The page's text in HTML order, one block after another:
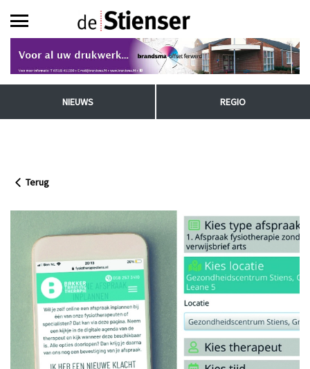
NIEUWS REGIO
Terug